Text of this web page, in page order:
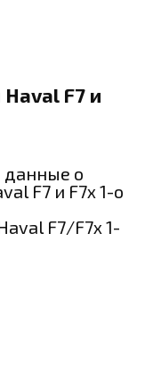
F7 и
данные о
F7 и F7x 1-о
F7/F7x 1-